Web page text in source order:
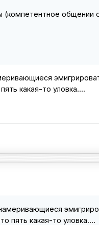
общении
какая-то уловка....
пять какая-то уловка....